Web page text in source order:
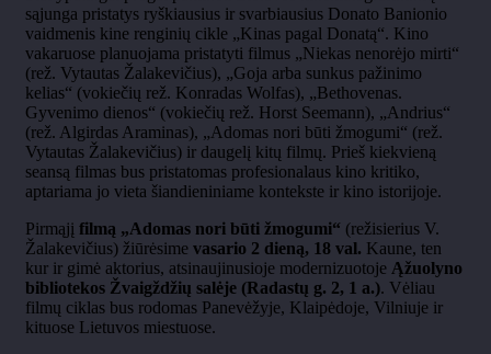
sąjunga pristatys ryškiausius ir svarbiausius Donato Banionio
vaidmenis kine renginių cikle „Kinas pagal Donatą“. Kino
vakaruose planuojama pristatyti filmus „Niekas nenorėjo mirti“
(rež. Vytautas Žalakevičius), „Goja arba sunkus pažinimo
kelias“ (vokiečių rež. Konradas Wolfas), „Bethovenas.
Gyvenimo dienos“ (vokiečių rež. Horst Seemann), „Andrius“
(rež. Algirdas Araminas), „Adomas nori būti žmogumi“ (rež.
Vytautas Žalakevičius) ir daugelį kitų filmų. Prieš kiekvieną
seansą filmas bus pristatomas profesionalaus kino kritiko,
aptariama jo vieta šiandieniniame kontekste ir kino istorijoje.
Pirmąjį filmą „Adomas nori būti žmogumi“ (režisierius V.
Žalakevičius) žiūrėsime vasario 2 dieną, 18 val. Kaune, ten
kur ir gimė aktorius, atsinaujinusioje modernizuotoje Ąžuolyno
bibliotekos Žvaigždžių salėje (Radastų g. 2, 1 a.). Vėliau
filmų ciklas bus rodomas Panevėžyje, Klaipėdoje, Vilniuje ir
kituose Lietuvos miestuose.